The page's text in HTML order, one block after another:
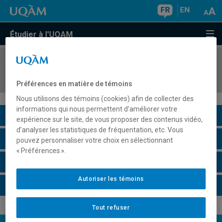
FR EN
Étudier à l'UQAM
COURS//
Description du cours
Horaire - Été 2026
Préférences en matière de témoins
Nous utilisons des témoins (cookies) afin de collecter des
informations qui nous permettent d’améliorer votre
expérience sur le site, de vous proposer des contenus vidéo,
d’analyser les statistiques de fréquentation, etc. Vous
pouvez personnaliser votre choix en sélectionnant
« Préférences ».
Tout refuser
Autoriser les témoins